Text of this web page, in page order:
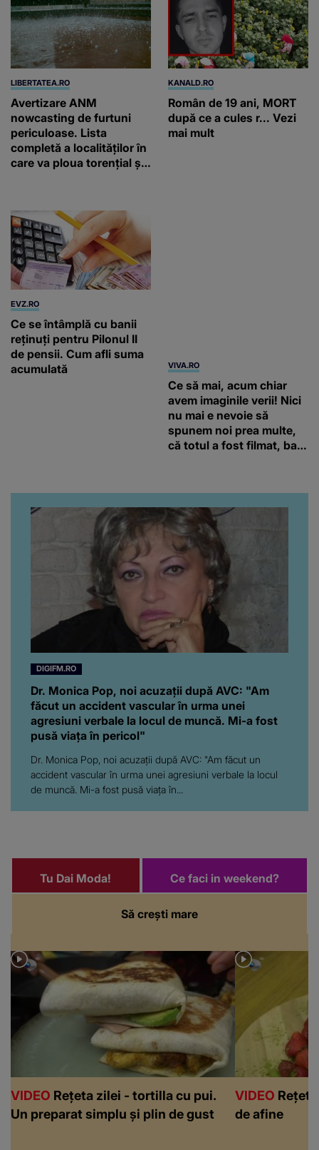
LIBERTATEA.RO
Avertizare ANM
nowcasting de furtuni
periculoase. Lista
completă a localităților în
care va ploua torențial și
KANALD.RO
Român de 19 ani, MORT
după ce a cules r... Vezi
mai mult
EVZ.RO
Ce se întâmplă cu banii
reținuți pentru Pilonul II
de pensii. Cum afli suma
acumulată
spunem noi prea multe,
că totul a fost filmat, ba
chiar artistul și-a întrebat
iubita dacă e adevărat! Și
da, frumoasa iubită a lui
Florin Ristei e...
Dr. Monica Pop, noi acuzații după AVC: "Am
făcut un accident vascular în urma unei
pusă viața în pericol"
Dr. Monica Pop, noi acuzații după AVC: "Am făcut un
accident vascular în urma unei agresiuni verbale la locul
de muncă. Mi-a fost pusă viața în...
VIDEO
Rețeta zilei - tortilla cu pui.
Un preparat simplu și plin de gust
VIDEO
de afine